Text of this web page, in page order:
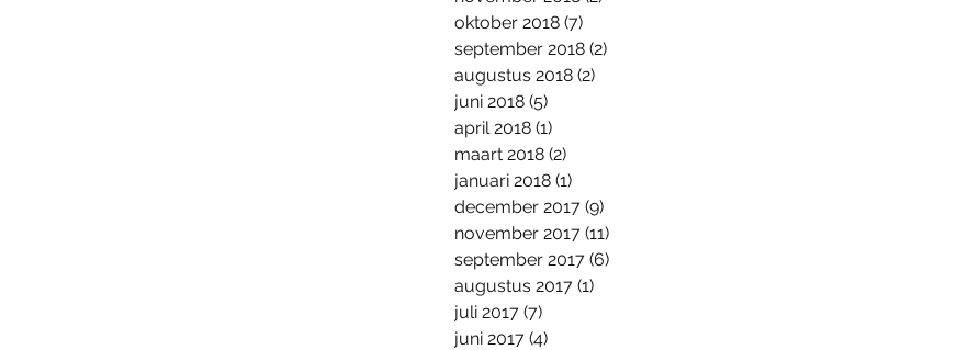
oktober 2018 (7)
september 2018 (2)
augustus 2018 (2)
juni 2018 (5)
april 2018 (1)
maart 2018 (2)
januari 2018 (1)
december 2017 (9)
november 2017 (11)
september 2017 (6)
augustus 2017 (1)
juli 2017 (7)
juni 2017 (4)